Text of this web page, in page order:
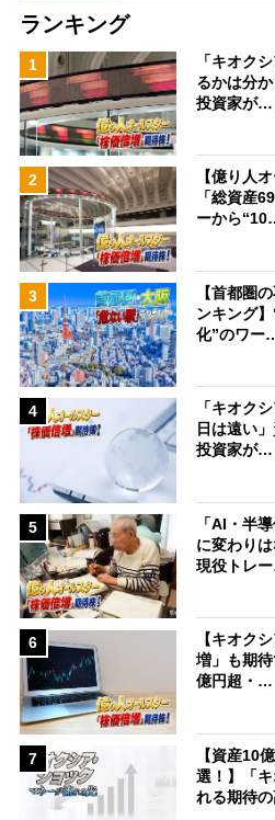
ランキング
1
「キオク
るかは分
投資家が…
2
【億り人
「総資産
ーから
3
【首都圏
ンキング
化”のワー
4
「キオク
日は遠い
投資家が…
5
「AI・半
に変わり
現役トレ
6
【キオク
増」も期
億円超・…
7
【資産10
選！】「
れる期待